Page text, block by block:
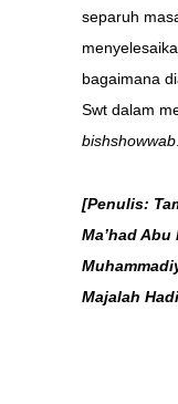
separuh
bagaimana
Swt dalam
bishshowwab.
[Penulis:
Ma’had
Majalah